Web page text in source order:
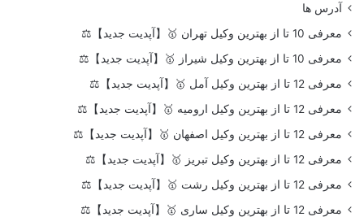
آدرس ها
معرفی 10 تا از بهترین وکیل تهران 🥇【آپدیت جدید】⚖️
معرفی 10 تا از بهترین وکیل شیراز 🥇【آپدیت جدید】⚖️
معرفی 12 تا از بهترین وکیل آمل 🥇【آپدیت جدید】⚖️
معرفی 12 تا از بهترین وکیل ارومیه 🥇【آپدیت جدید】⚖️
معرفی 12 تا از بهترین وکیل اصفهان 🥇【آپدیت جدید】⚖️
معرفی 12 تا از بهترین وکیل تبریز 🥇【آپدیت جدید】⚖️
معرفی 12 تا از بهترین وکیل رشت 🥇【آپدیت جدید】⚖️
معرفی 12 تا از بهترین وکیل ساری 🥇【آپدیت جدید】⚖️